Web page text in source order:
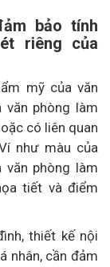
bảo tính
riêng của
mỹ của văn
văn phòng làm
có liên quan
như màu của
phòng làm
tiết và điểm
thiết kế nội
nhân, cần đảm